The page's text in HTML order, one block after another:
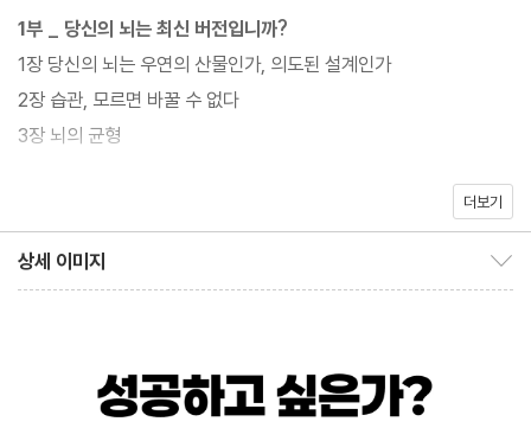
있다는 걸 발견했다. 그들은 특정한 사고 방식과 뇌 습관을 통해 경
력의 한계를 돌파하고, 수입을 몇 배로 늘렸으며, 마침내 일과 삶의
균형에 도달했다. 이를 통해 저자는 결국 성공하는 사람들의 공통점
은 특별한 재능이 아니라 ‘뇌 습관’에 있음을 강조하고, 누구나 의식
《브레인 해빗》은 신경과학의 원리를 통해 생각하고, 배우고, 적응하
는 방식에 관한 이해를 근본적으로 바꾸는 혁신적인 방법을 알려준
는 습관, 산만함 등 성공과 반대되는 습관을 피하는 효율적인 뇌 습
관을 제시한다.
1부 _ 당신의 뇌는 최신 버전입니까?
1장 당신의 뇌는 우연의 산물인가, 의도된 설계인가
2장 습관, 모르면 바꿀 수 없다
3장 뇌의 균형
5장 집중적 사고
6장 복잡한 문제를 쉽게 해결하기
7장 분석적 사고
더보기
상세 이미지